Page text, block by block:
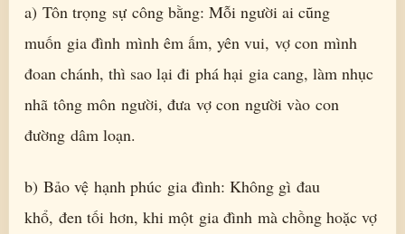
a) Tôn trọng sự công bằng: Mỗi người ai cũng
muốn gia đình mình êm ấm, yên vui, vợ con mình
đoan chánh, thì sao lại đi phá hại gia cang, làm nhục
nhã tông môn người, đưa vợ con người vào con
đường dâm loạn.
b) Bảo vệ hạnh phúc gia đình: Không gì đau
khổ, đen tối hơn, khi một gia đình mà chồng hoặc vợ